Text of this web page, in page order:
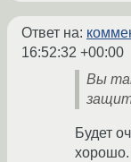
Ответ на:
16:52:32 +00:00
Вы
Будет
хорошо.